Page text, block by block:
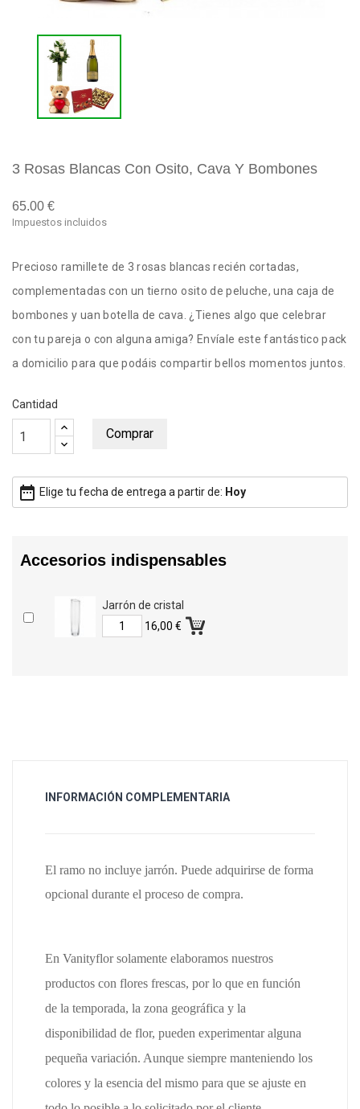
3 Rosas Blancas Con Osito, Cava Y Bombones
65.00 €
Impuestos incluidos
Precioso ramillete de 3 rosas blancas recién cortadas,
complementadas con un tierno osito de peluche, una caja de
bombones y uan botella de cava. ¿Tienes algo que celebrar
con tu pareja o con alguna amiga? Envíale este fantástico pack
a domicilio para que podáis compartir bellos momentos juntos.
Cantidad
Comprar
date_range Elige tu fecha de entrega a partir de: Hoy
Accesorios indispensables
Jarrón de cristal
16,00 €
INFORMACIÓN COMPLEMENTARIA
El ramo no incluye jarrón. Puede adquirirse de forma
opcional durante el proceso de compra.
En Vanityflor solamente elaboramos nuestros
productos con flores frescas, por lo que en función
de la temporada, la zona geográfica y la
disponibilidad de flor, pueden experimentar alguna
pequeña variación. Aunque siempre manteniendo los
colores y la esencia del mismo para que se ajuste en